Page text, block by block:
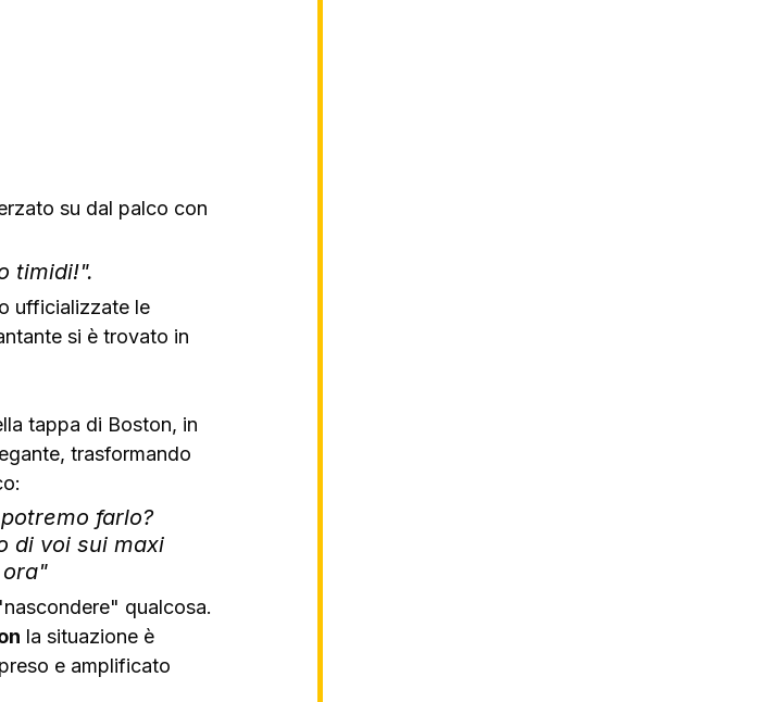
su dal palco con
timidi!".
ufficializzate le
si è trovato in
tappa di Boston, in
trasformando
farlo?
di voi sui maxi
qualcosa.
la situazione è
e amplificato